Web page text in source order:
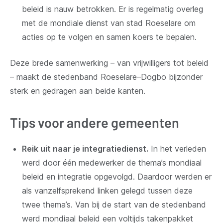
beleid is nauw betrokken. Er is regelmatig overleg
met de mondiale dienst van stad Roeselare om
acties op te volgen en samen koers te bepalen.
Deze brede samenwerking – van vrijwilligers tot beleid
– maakt de stedenband Roeselare–Dogbo bijzonder
sterk en gedragen aan beide kanten.
Tips voor andere gemeenten
Reik uit naar je integratiedienst. In het verleden
werd door één medewerker de thema’s mondiaal
beleid en integratie opgevolgd. Daardoor werden er
als vanzelfsprekend linken gelegd tussen deze
twee thema’s. Van bij de start van de stedenband
werd mondiaal beleid een voltijds takenpakket